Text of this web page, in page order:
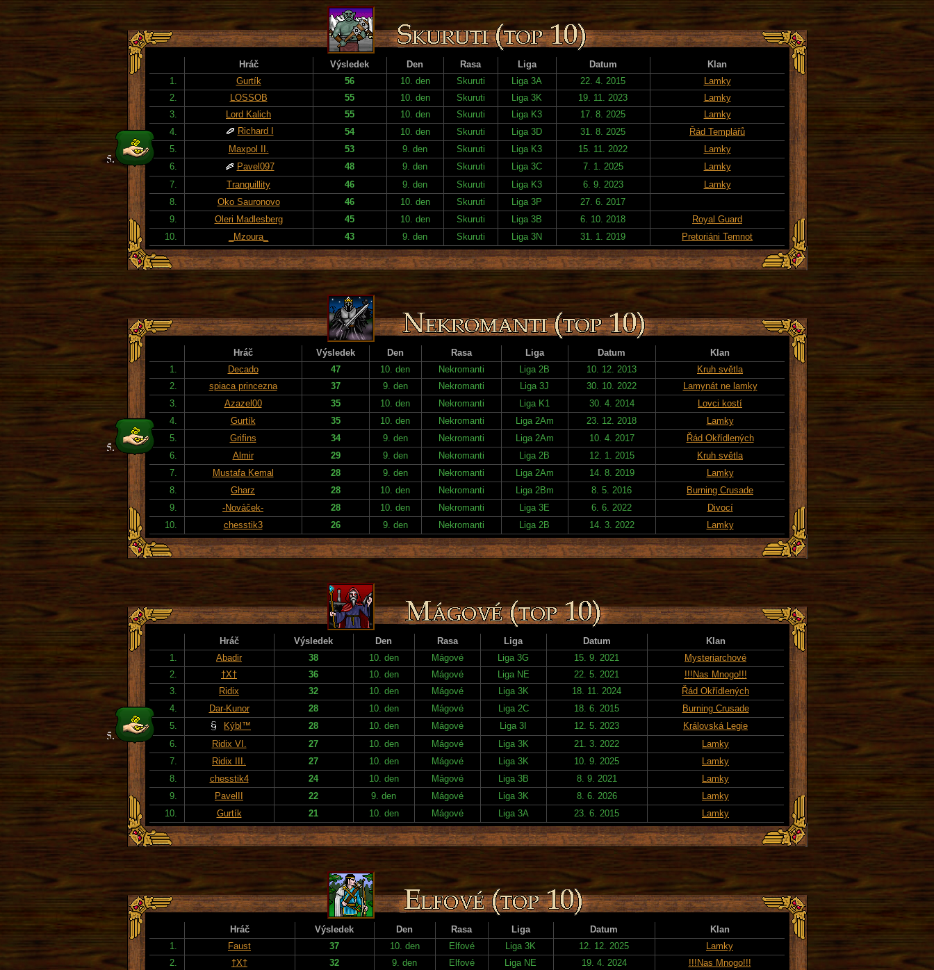
Hráč Výsledek Den Rasa Liga Datum
Klan
1.
Gurtík 56 10. den Skuruti Liga 3A 22. 4. 2015
Lamky
2.
LOSSOB 55 10. den Skuruti Liga 3K 19. 11. 2023
Lamky
3.
Lord Kalich 55 10. den Skuruti Liga K3 17. 8. 2025
Lamky
4.
Richard I 54 10. den Skuruti Liga 3D 31. 8. 2025
Řád Templářů
5.
Maxpol II. 53 9. den Skuruti Liga K3 15. 11. 2022
Lamky
6.
Pavel097 48 9. den Skuruti Liga 3C 7. 1. 2025
Lamky
7.
Tranquillity 46 9. den Skuruti Liga K3 6. 9. 2023
Lamky
8.
Oko Sauronovo 46 10. den Skuruti Liga 3P
27. 6. 2017
9.
Oleri Madlesberg 45 10. den Skuruti Liga 3B 6. 10. 2018
Royal Guard
10.
_Mzoura_ 43 9. den Skuruti Liga 3N 31. 1. 2019 Pretoriáni Temnot
Hráč Výsledek Den Rasa Liga Datum
Klan
1.
Decado 47 10. den Nekromanti Liga 2B 10. 12. 2013
Kruh světla
2.
spiaca princezna 37 9. den Nekromanti Liga 3J 30. 10. 2022
Lamynát ne lamky
3.
Azazel00 35 10. den Nekromanti Liga K1 30. 4. 2014
Lovci kostí
4.
Gurtík 35 10. den Nekromanti Liga 2Am 23. 12. 2018
Lamky
5.
Grifins 34 9. den Nekromanti Liga 2Am 10. 4. 2017
Řád Okřídlených
6.
Almir 29 9. den Nekromanti Liga 2B 12. 1. 2015
Kruh světla
7.
Mustafa Kemal 28 9. den Nekromanti Liga 2Am 14. 8. 2019
Lamky
8.
Gharz 28 10. den Nekromanti Liga 2Bm 8. 5. 2016
Burning Crusade
9.
-Nováček- 28 10. den Nekromanti Liga 3E 6. 6. 2022
Divocí
10.
chesstik3 26 9. den Nekromanti Liga 2B 14. 3. 2022 Lamky
Hráč Výsledek Den Rasa Liga Datum
Klan
1.
Abadir 38 10. den Mágové Liga 3G 15. 9. 2021
Mysteriarchové
2.
†X† 36 10. den Mágové Liga NE 22. 5. 2021
!!!Nas Mnogo!!!
3.
Ridix 32 10. den Mágové Liga 3K 18. 11. 2024
Řád Okřídlených
4.
Dar-Kunor 28 10. den Mágové Liga 2C 18. 6. 2015
Burning Crusade
5.
Kýbl™ 28 10. den Mágové Liga 3I 12. 5. 2023
Královská Legie
6.
Ridix VI. 27 10. den Mágové Liga 3K 21. 3. 2022
Lamky
7.
Ridix III. 27 10. den Mágové Liga 3K 10. 9. 2025
Lamky
8.
chesstik4 24 10. den Mágové Liga 3B 8. 9. 2021
Lamky
9.
PavelII 22 9. den Mágové Liga 3K 8. 6. 2026
Lamky
10.
Gurtík 21 10. den Mágové Liga 3A 23. 6. 2015 Lamky
Hráč Výsledek Den Rasa Liga Datum
Klan
1.
Faust 37 10. den Elfové Liga 3K 12. 12. 2025
Lamky
2.
†X† 32 9. den Elfové Liga NE 19. 4. 2024 !!!Nas Mnogo!!!